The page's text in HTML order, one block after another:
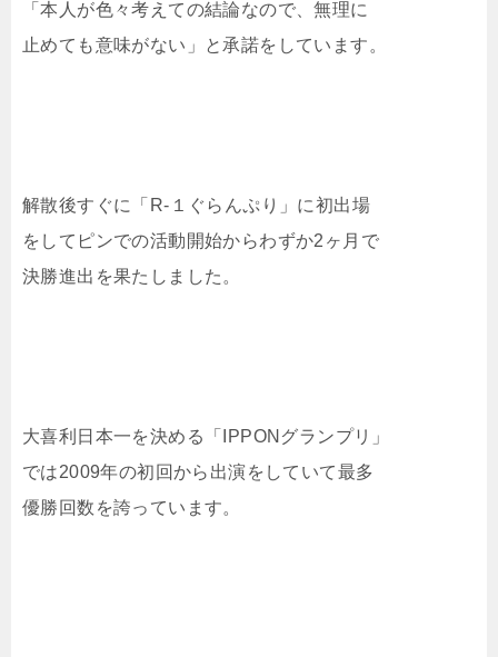
「本人が色々考えての結論なので、無理に
止めても意味がない」と承諾をしています。
解散後すぐに「R-１ぐらんぷり」に初出場
をしてピンでの活動開始からわずか2ヶ月で
決勝進出を果たしました。
大喜利日本一を決める「IPPONグランプリ」
では2009年の初回から出演をしていて最多
優勝回数を誇っています。